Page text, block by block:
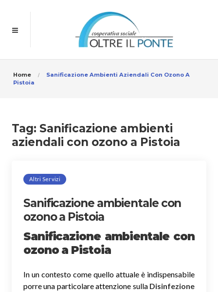
Home
Sanificazione Ambienti Aziendali Con Ozono A
Pistoia
Tag: Sanificazione ambienti
aziendali con ozono a Pistoia
Altri Servizi
Sanificazione ambientale con
ozono a Pistoia
Sanificazione ambientale con
ozonoa Pistoia
In un contesto come quello attuale è indispensabile
porre una particolare attenzione sulla Disinfezione